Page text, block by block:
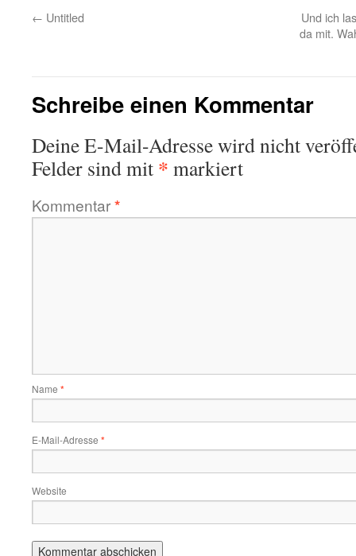
← Untitled
Und ich
da mit.
Schreibe einen Kommentar
Deine E-Mail-Adresse wird nicht
Felder sind mit * markiert
Kommentar*
Name *
E-Mail-Adresse *
Website